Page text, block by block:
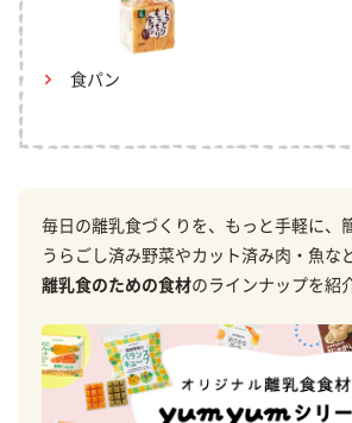
食パン
毎日の離乳食づくりを、もっと手軽に、
うらごし済み野菜やカット済み肉・魚な
離乳食のための食材のラインナップを紹